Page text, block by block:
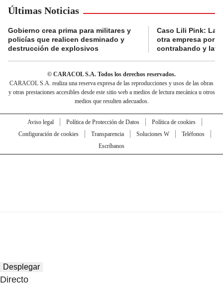
Últimas Noticias
Gobierno crea prima para militares y
policías que realicen desminado y
destrucción de explosivos
Caso Lili Pink: La
otra empresa por
contrabando y
© CARACOL S.A. Todos los derechos reservados.
CARACOL S.A. realiza una reserva expresa de las reproducciones y usos de las obras
y otras prestaciones accesibles desde este sitio web a medios de lectura mecánica u otros
medios que resulten adecuados.
Aviso legal Política de Protección de Datos
Política de cookies
Configuración de cookies
Transparencia Soluciones W
Teléfonos
Escríbanos
Desplegar
Directo